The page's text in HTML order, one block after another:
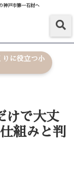
神戸市第一石材へ
りに役立つ小
けで大丈
組みと判